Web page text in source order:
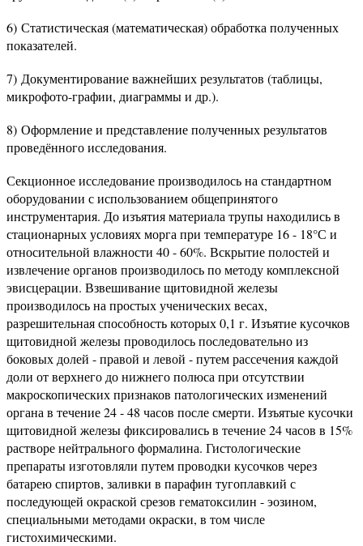
6) Статистическая (математическая) обработка полученных
показателей.
7) Документирование важнейших результатов (таблицы,
микрофото-графии, диаграммы и др.).
8) Оформление и представление полученных результатов
проведённого исследования.
Секционное исследование производилось на стандартном
оборудовании с использованием общепринятого
инструментария. До изъятия материала трупы находились в
стационарных условиях морга при температуре 16 - 18°С и
относительной влажности 40 - 60%. Вскрытие полостей и
извлечение органов производилось по методу комплексной
эвисцерации. Взвешивание щитовидной железы
производилось на простых ученических весах,
разрешительная способность которых 0,1 г. Изъятие кусочков
щитовидной железы проводилось последовательно из
боковых долей - правой и левой - путем рассечения каждой
доли от верхнего до нижнего полюса при отсутствии
макроскопических признаков патологических изменений
органа в течение 24 - 48 часов после смерти. Изъятые кусочки
щитовидной железы фиксировались в течение 24 часов в 15%
растворе нейтрального формалина. Гистологические
препараты изготовляли путем проводки кусочков через
батарею спиртов, заливки в парафин тугоплавкий с
последующей окраской срезов гематоксилин - эозином,
специальными методами окраски, в том числе
гистохимическими.